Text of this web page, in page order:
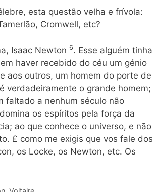
esta questão velha e frívola:
Cromwell, etc?
Isaac Newton 6. Esse alguém tinha
haver recebido do céu um génio
aos outros, um homem do porte de
verdadeiramente o grande homem;
faltado a nenhum século não
os espíritos pela força da
ao que conhece o universo, e não
£ como me exigis que vos fale dos
os Locke, os Newton, etc. Os